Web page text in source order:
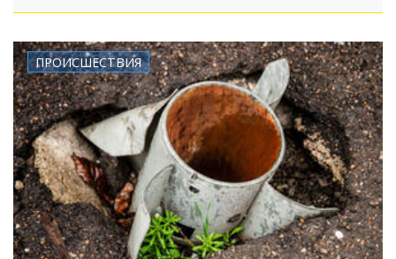
ПРОИСШЕСТВИЯ